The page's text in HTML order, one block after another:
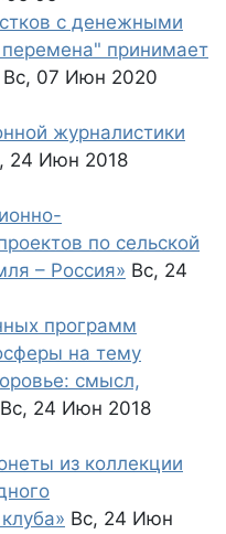
с денежными
принимает
Вс, 07 Июн 2020
журналистики
24 Июн 2018
по сельской
– Россия» Вс, 24
программ
на тему
смысл,
Вс, 24 Июн 2018
из коллекции
Вс, 24 Июн